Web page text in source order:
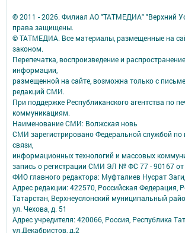
© 2011 - 2026. Филиал АО "ТАТМЕДИА" "Верхний
права защищены.
© ТАТМЕДИА. Все материалы, размещенные на
законом.
Перепечатка, воспроизведение и
информации,
размещенной на сайте, возможна только с
редакций СМИ.
При поддержке Республиканского агентства по
коммуникациям.
Наименование СМИ: Волжская новь
СМИ зарегистрировано Федеральной службой по
связи,
информационных технологий и массовых
запись о регистрации СМИ ЭЛ № ФС 77 - 90167 от
ФИО главного редактора: Муфталиев Нусрат
Адрес редакции: 422570, Российская Федерация,
Татарстан, Верхнеуслонский муниципальный
ул. Чехова, д. 51
Адрес учредителя: 420066, Россия, Республика
ул.Декабристов, д.2